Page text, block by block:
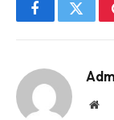
Facebook